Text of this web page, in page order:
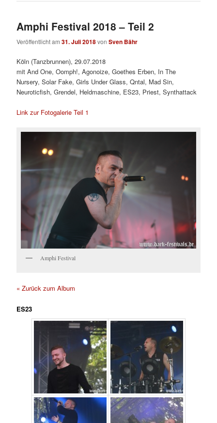
Amphi Festival 2018 – Teil 2
Veröffentlicht am31. Juli 2018vonSven Bähr
Köln (Tanzbrunnen), 29.07.2018
mit And One, Oomph!, Agonoize, Goethes Erben, In The
Nursery, Solar Fake, Girls Under Glass, Qntal, Mad Sin,
Neuroticfish, Grendel, Heldmaschine, ES23, Priest, Synthattack
Link zur Fotogalerie Teil 1
Amphi Festival
« Zurück zum Album
ES23